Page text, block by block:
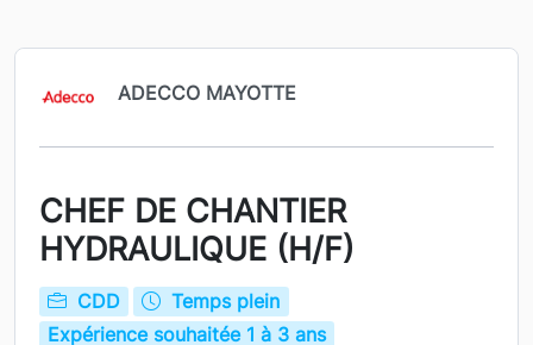
ADECCO MAYOTTE
CHEF DE CHANTIER
HYDRAULIQUE (H/F)
CDD
Temps plein
Expérience souhaitée 1 à 3 ans